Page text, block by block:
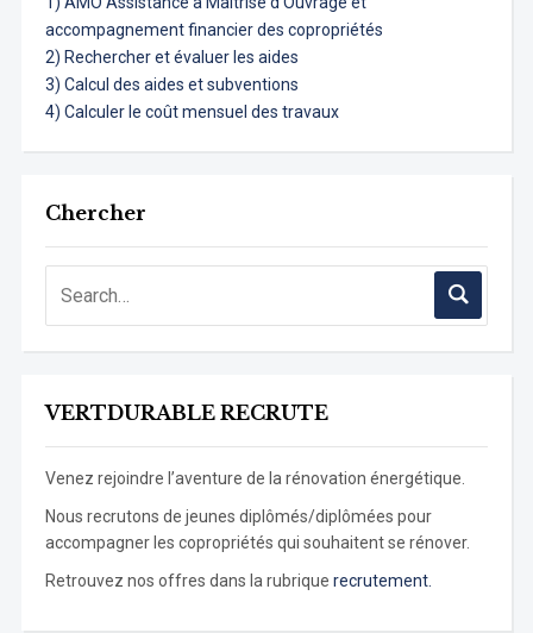
accompagnement financier des copropriétés
2) Rechercher et évaluer les aides
3) Calcul des aides et subventions
4) Calculer le coût mensuel des travaux
Chercher
VERTDURABLE RECRUTE
Venez rejoindre l’aventure de la rénovation énergétique.
Nous recrutons de jeunes diplômés/diplômées pour
accompagner les copropriétés qui souhaitent se rénover.
Retrouvez nos offres dans la rubrique recrutement.